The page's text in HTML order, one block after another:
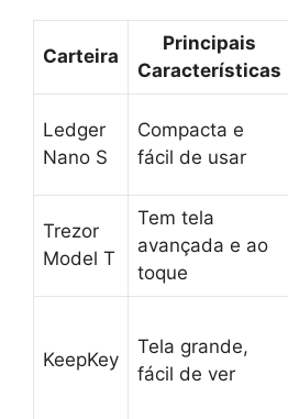
Carteira
Principais
Características
Ledger
Nano S
Compacta e
fácil de usar
Trezor
Model T
Tem tela
avançada e ao
toque
KeepKey
Tela grande,
fácil de ver